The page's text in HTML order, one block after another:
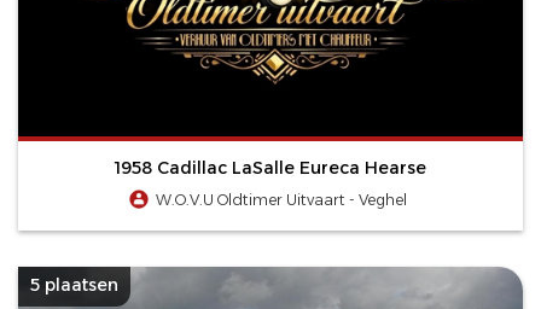
1958 Cadillac LaSalle Eureca Hearse
W.O.V.U Oldtimer Uitvaart - Veghel
5 plaatsen